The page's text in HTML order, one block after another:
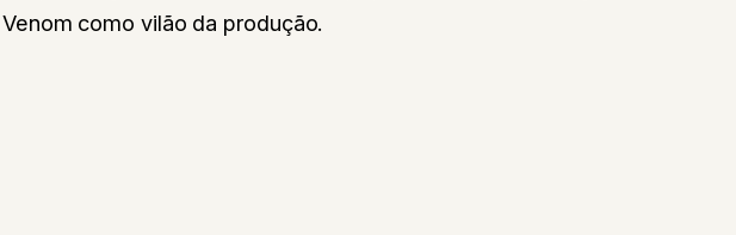
Venom como vilão da produção.